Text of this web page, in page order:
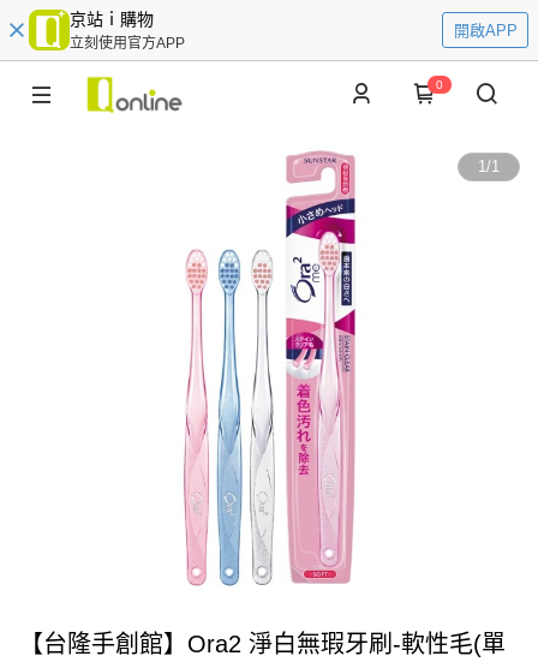
京站ｉ購物
立刻使用官方APP
開啟APP
0
1/1
【台隆手創館】Ora2 淨白無瑕牙刷-軟性毛(單